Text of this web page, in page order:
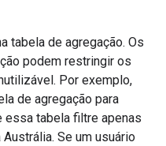
tabela de agregação. Os
podem restringir os
Por exemplo,
de agregação para
essa tabela filtre apenas
Se um usuário